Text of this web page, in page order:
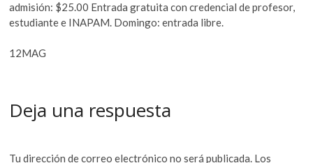
admisión: $25.00 Entrada gratuita con credencial de profesor,
estudiante e INAPAM. Domingo: entrada libre.
12MAG
Deja una respuesta
Tu dirección de correo electrónico no será publicada. Los